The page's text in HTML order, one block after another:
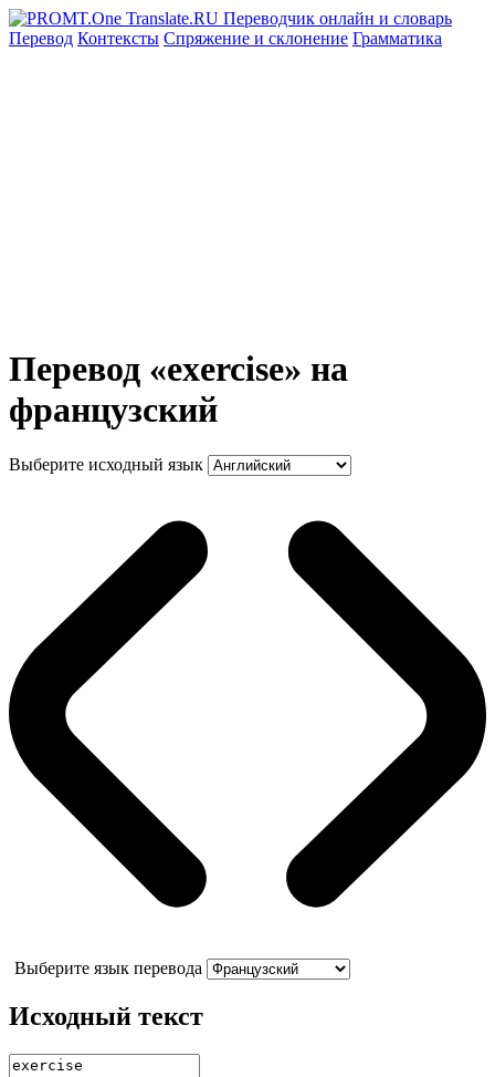
Перевод Контексты Спряжение и склонение Грамматика
Перевод «exercise» на
французский
Выберите исходный язык
Выберите язык перевода
Исходный текст